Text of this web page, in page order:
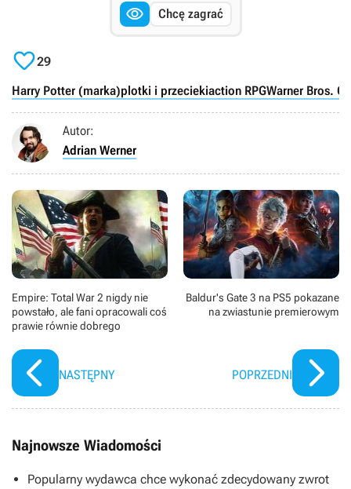
 Chcę zagrać
29
Harry Potter (marka)plotki i przeciekiaction RPGWarner Bros.
Autor:
Adrian Werner
Empire: Total War 2 nigdy nie
powstało, ale fani opracowali coś
prawie równie dobrego
NASTĘPNY
Baldur's Gate 3 na PS5 pokazane
na zwiastunie premierowym
POPRZEDNI
Najnowsze Wiadomości
Popularny wydawca chce wykonać zdecydowany zwrot